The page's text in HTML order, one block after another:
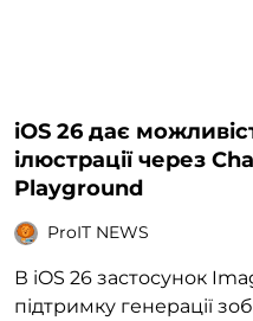
iOS 26 дає
ілюстрації через
Playground
ProIT NEWS
В iOS 26 застосунок
підтримку генерації